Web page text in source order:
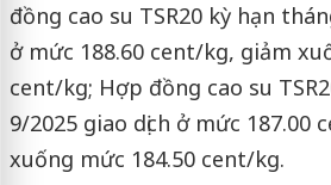
đồng cao su TSR20 kỳ hạn
ở mức 188.60 cent/kg, giảm
cent/kg; Hợp đồng cao su
9/2025 giao dịch ở mức 187.00
xuống mức 184.50 cent/kg.